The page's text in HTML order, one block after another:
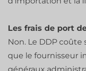
Les frais de port
Non. Le DDP coûte
que le fournisseur
généraux